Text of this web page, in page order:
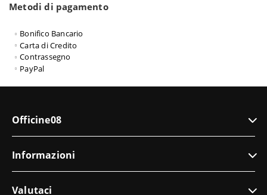
Metodi di pagamento
Bonifico Bancario
Carta di Credito
Contrassegno
PayPal
Officine08
Informazioni
Valutaci